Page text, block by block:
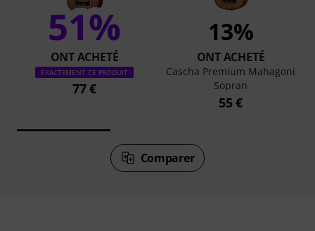
51%
ONT ACHETÉ
EXACTEMENT CE PRODUIT
77 €
13%
ONT ACHETÉ
Cascha Premium Mahagoni
Sopran
55 €
Comparer